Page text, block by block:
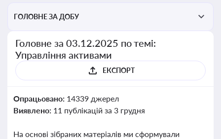
ГОЛОВНЕ ЗА ДОБУ
Головне за 03.12.2025 по темі:
Управління активами
ЕКСПОРТ
Опрацьовано: 14339 джерел
Виявлено: 11 публікацій за 3 грудня
На основі зібраних матеріалів ми сформували